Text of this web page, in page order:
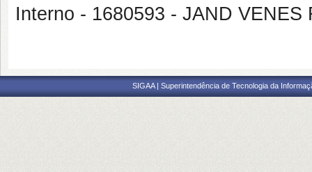
Interno - 1680593 - JAND VENES
SIGAA | Superintendência de Tecnologia da